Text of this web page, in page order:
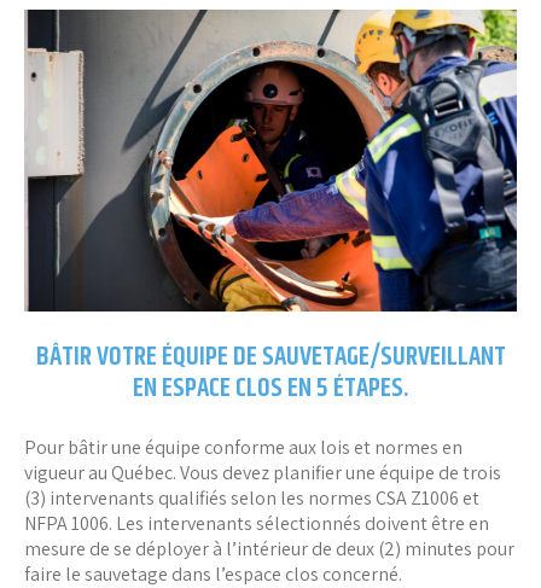
BÂTIR VOTRE ÉQUIPE DE SAUVETAGE/SURVEILLANT
EN ESPACE CLOS EN 5 ÉTAPES.
Pour bâtir une équipe conforme aux lois et normes en
vigueur au Québec. Vous devez planifier une équipe de trois
(3) intervenants qualifiés selon les normes CSA Z1006 et
NFPA 1006. Les intervenants sélectionnés doivent être en
mesure de se déployer à l’intérieur de deux (2) minutes pour
faire le sauvetage dans l’espace clos concerné.